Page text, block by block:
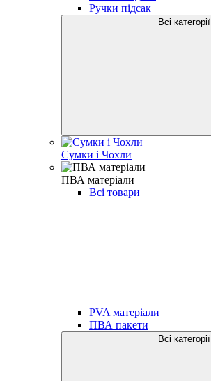
Ручки підсак
Всі категорії
Сумки і Чохли
ПВА матеріали
Всі товари
PVA матеріали
ПВА пакети
Всі категорії